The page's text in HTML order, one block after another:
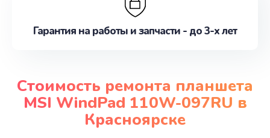
Гарантия на работы и запчасти - до 3-х лет
Стоимость ремонта планшета
MSI WindPad 110W-097RU в
Красноярске